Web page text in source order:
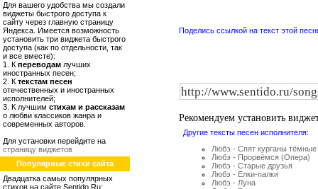
Для вашего удобства мы создали
виджеты быстрого доступа к
сайту через главную страницу
Яндекса. Имеется возможность
установить три виджета быстрого
доступа (как по отдельности, так
и все вместе):
1. К переводам лучших
иностранных песен;
2. К текстам песен
отечественных и иностранных
исполнителей;
3. К лучшим стихам и рассказам
о любви классиков жанра и
современных авторов.
Для установки перейдите на
страницу виджетов
Популярные стихи сайта
Двадцатка самых популярных
стихов на сайте Sentido.Ru:
Поделись ссылкой на текст этой
Рекомендуем установить
Другие тексты песен исполнителя:
Любэ - Спят курганы тёмные
Любэ - Прорвёмся (Опера)
Любэ - Старые друзья
Любэ - Елки-палки
Любэ - Луна